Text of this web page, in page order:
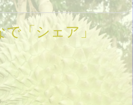
で「シェア」